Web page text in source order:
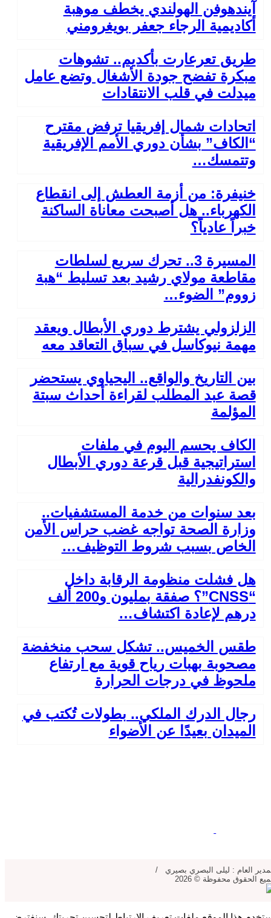
آيندهوفن الهولندي يخطف موهبة
أكاديمية الرجاء جعفر بويغرومني
طريق تعرعارت بأكديم.. تشوهات
مبكرة تفضح جودة الأشغال وتضع عامل
ميدلت في قلب الانتقادات
اتحادات شمال إفريقيا ترفض مقترح
“الكاف” بشأن دوري الأمم الإفريقية
وتتمسك…
خنيفرة: من أزمة العطش إلى انقطاع
الكهرباء.. هل أصبحت معاناة الساكنة
خبراً عادياً؟
المسيرة 3.. تحرك سريع لسلطات
مقاطعة مولاي رشيد بعد تسليط “هبة
زووم” الضوء…
الزلزولي يشترط دوري الأبطال ويعقد
مهمة نيوكاسل في سباق التعاقد معه
بين التاريخ والواقع.. اليحياوي يستحضر
قصة عبد المطلب لقراءة أحداث سبتة
المؤلمة
الكاف يحسم اليوم في ملفات
استراتيجية قبل قرعة دوري الأبطال
والكونفدرالية
بعد سنوات من خدمة المستشفيات..
وزارة الصحة تواجه غضب حراس الأمن
الخاص بسبب شروط التوظيف…
هل فشلت منظومة الرقابة داخل
“CNSS”؟ صفقة بمليون و200 ألف
درهم لإعادة اكتشاف…
طقس الخميس.. تشكل سحب منخفضة
مصحوبة بهبات رياح قوية مع ارتفاع
ملحوظ في درجات الحرارة
رجال الدرك الملكي.. بطولات تُكتب في
الميدان بعيدًا عن الأضواء
العام : ليلى البصري بصيري /
الحقوق محفوظة © 2026